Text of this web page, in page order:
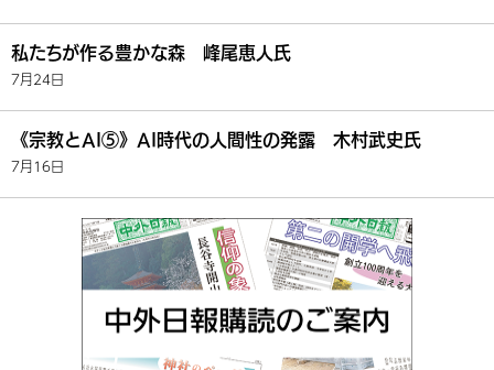
私たちが作る豊かな森 峰尾恵人氏
7月24日
《宗教とAI⑤》AI時代の人間性の発露 木村武史氏
7月16日